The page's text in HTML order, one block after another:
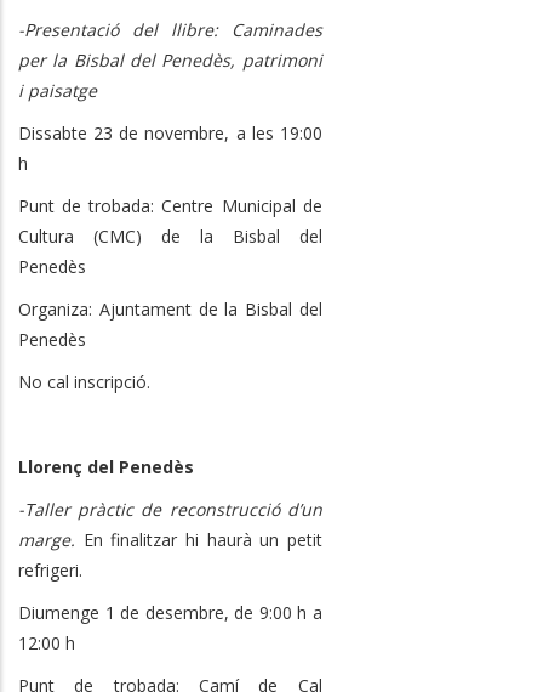
-Presentació del llibre: Caminades
per la Bisbal del Penedès, patrimoni
i paisatge
Dissabte 23 de novembre, a les 19:00
h
Punt de trobada: Centre Municipal de
Cultura (CMC) de la Bisbal del
Penedès
Organiza: Ajuntament de la Bisbal del
Penedès
No cal inscripció.
Llorenç del Penedès
-Taller pràctic de reconstrucció d’un
marge. En finalitzar hi haurà un petit
refrigeri.
Diumenge 1 de desembre, de 9:00 h a
12:00 h
Punt de trobada: Camí de Cal